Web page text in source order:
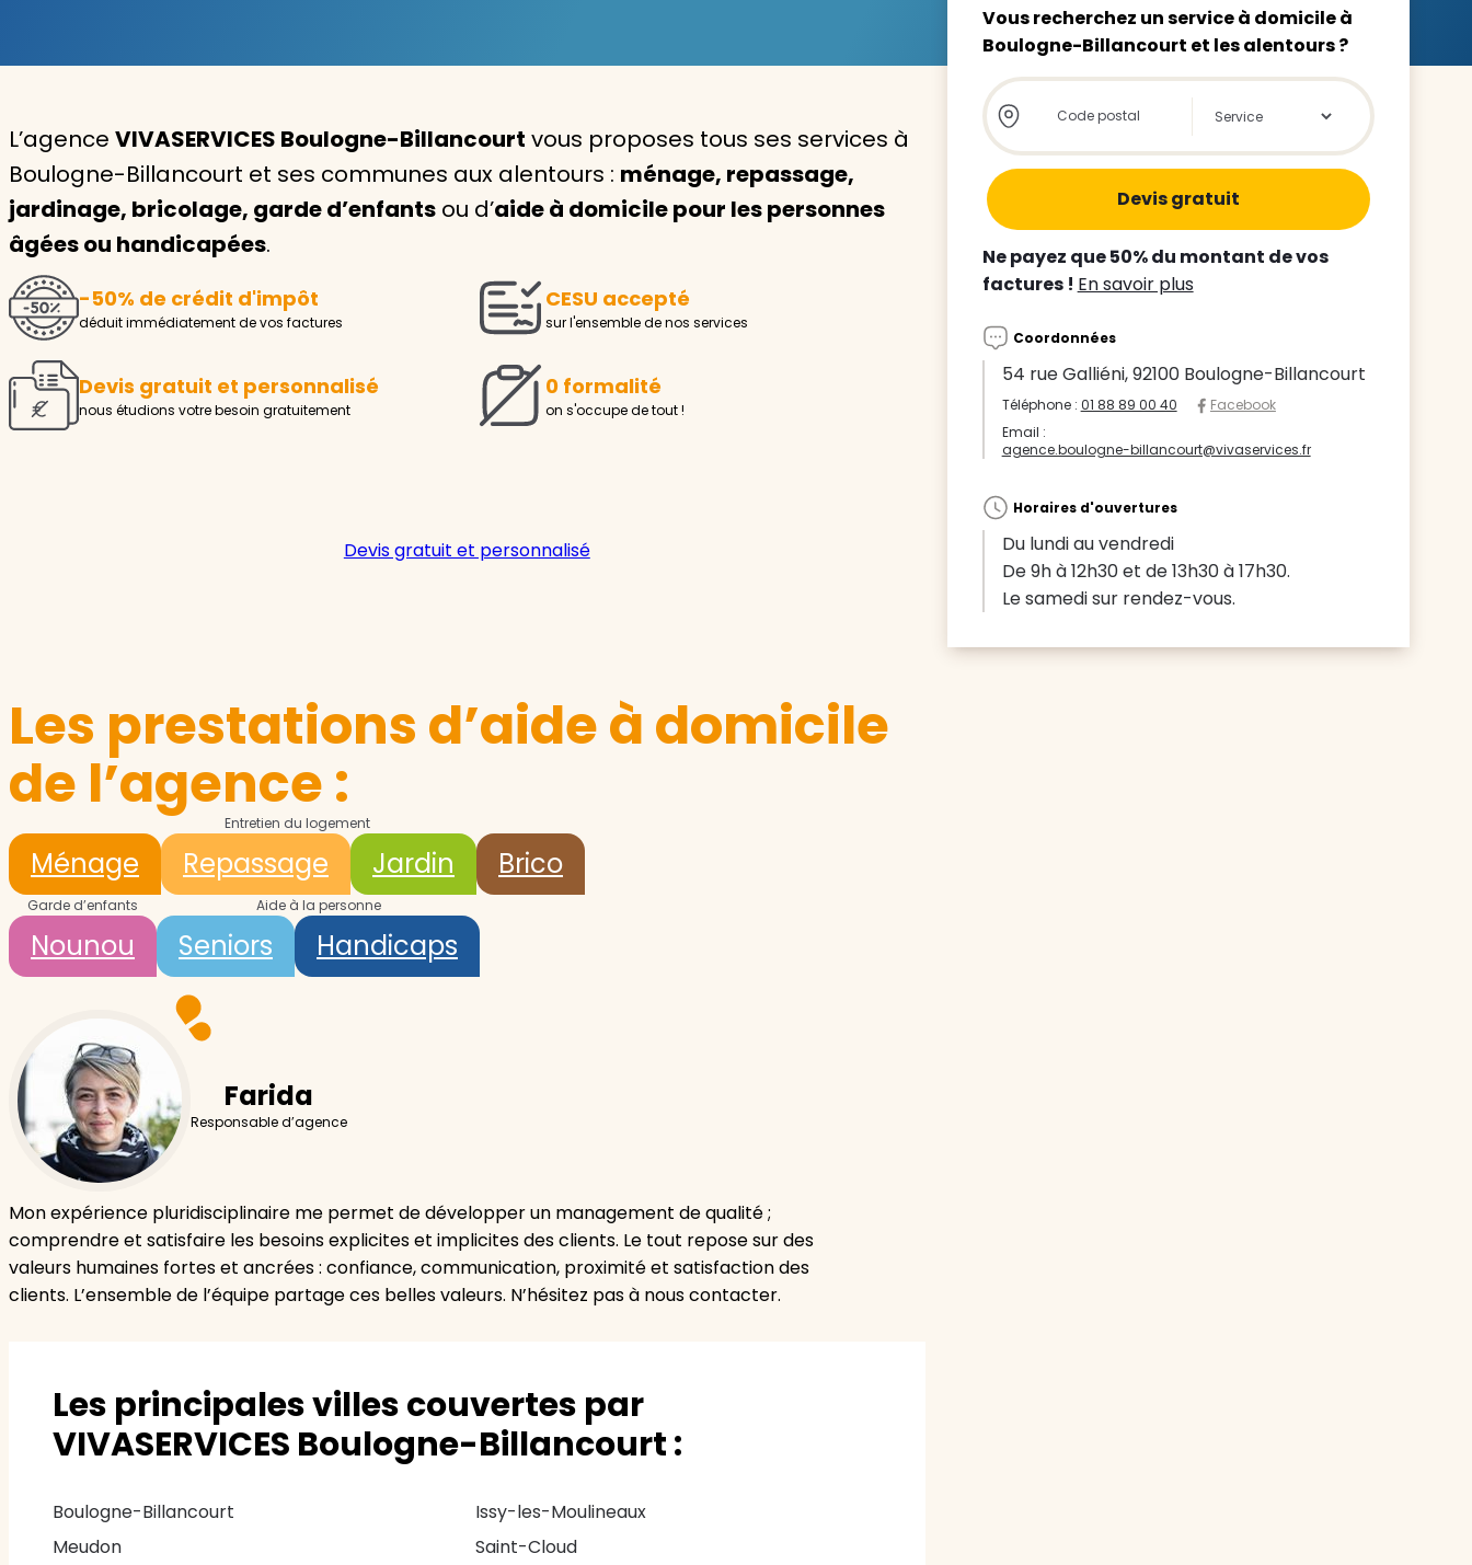
Aide à la personne
Seniors
Handicaps
Voir tous les services
Avec VIVASERVICES, trouvez le
service à domicile qui vous
Pour l’entretien de votre logement, la garde de votre enfant
ou l’accompagnement d’un parent, nos intervenants à
domicile sont là pour vous épauler.
Trouver mon agence
L’agence VIVASERVICES Boulogne-Billancourt vous proposes tous ses services à
Boulogne-Billancourt et ses communes aux alentours : ménage, repassage,
jardinage, bricolage, garde d’enfants ou d’aide à domicile pour les personnes
âgées ou handicapées.
-50% de crédit d'impôt
déduit immédiatement de vos factures
CESU accepté
sur l'ensemble de nos services
Devis gratuit et personnalisé
nous étudions votre besoin gratuitement
0 formalité
on s'occupe de tout !
Devis gratuit et personnalisé
Les prestations d’aide à domicile
de l’agence :
Entretien du logement
Ménage Repassage Jardin Brico
Garde d’enfants
Nounou
Aide à la personne
Seniors Handicaps
Farida
Responsable d’agence
Mon expérience pluridisciplinaire me permet de développer un management de qualité ;
comprendre et satisfaire les besoins explicites et implicites des clients. Le tout repose sur des
valeurs humaines fortes et ancrées : confiance, communication, proximité et satisfaction des
clients. L’ensemble de l’équipe partage ces belles valeurs. N’hésitez pas à nous contacter.
Les principales villes couvertes par
VIVASERVICES Boulogne-Billancourt :
Boulogne-Billancourt
Issy-les-Moulineaux
Meudon
Saint-Cloud
Vous recherchez un service à domicile à
Boulogne-Billancourt et les alentours ?
Store locator global - Autocompletion
Rechercher
Ne payez que 50% du montant de vos
factures ! En savoir plus
Coordonnées
54 rue Galliéni, 92100 Boulogne-Billancourt
Téléphone : 01 88 89 00 40
Facebook
Email :
agence.boulogne-billancourt@vivaservices.fr
Horaires d'ouvertures
Du lundi au vendredi
De 9h à 12h30 et de 13h30 à 17h30.
Le samedi sur rendez-vous.